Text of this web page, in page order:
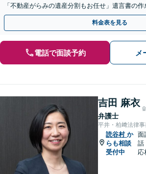
「不動産がらみの遺産分割もお任せ」遺言書の
策をおこないましょう【夜間・休日面談可】
料金表を見る
電話で面談予約 メ
吉田 麻衣
弁護士
平井・柏﨑法律
読谷村 か
らも相談
受付中
面
話
応